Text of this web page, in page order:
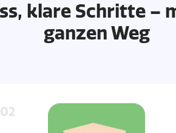
klare Schritte –
ganzen Weg
02